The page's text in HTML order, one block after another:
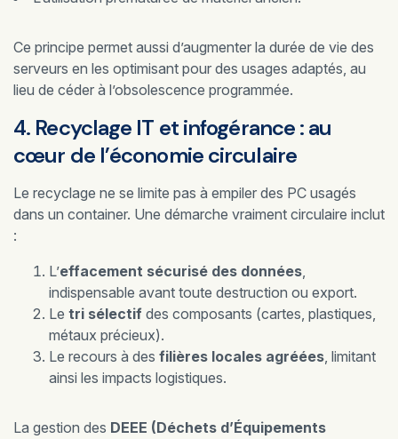
Ce principe permet aussi d’augmenter la durée de vie des
serveurs en les optimisant pour des usages adaptés, au
lieu de céder à l’obsolescence programmée.
4. Recyclage IT et infogérance : au
cœur de l’économie circulaire
Le recyclage ne se limite pas à empiler des PC usagés
dans un container. Une démarche vraiment circulaire inclut
:
L’effacement sécurisé des données,
indispensable avant toute destruction ou export.
Le tri sélectif des composants (cartes, plastiques,
métaux précieux).
Le recours à des filières locales agréées, limitant
ainsi les impacts logistiques.
La gestion des DEEE (Déchets d’Équipements